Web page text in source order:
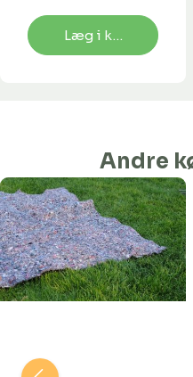
Læg i kurv
Andre